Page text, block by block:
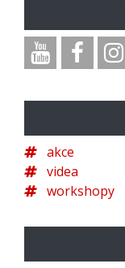
akce
videa
workshopy